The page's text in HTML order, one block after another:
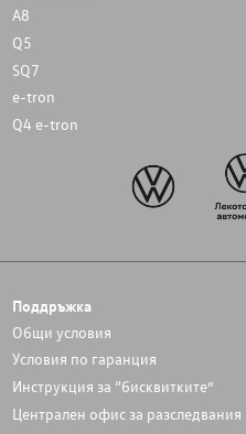
A8
Q5
SQ7
e-tron
Q4 e-tron
Поддръжка
Общи условия
Условия по гаранция
Инструкция за “бисквитките”
Централен офис за разследвания